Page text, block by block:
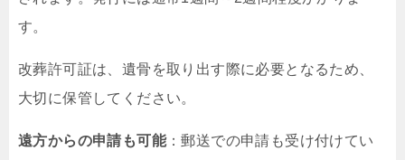
す。
改葬許可証は、遺骨を取り出す際に必要となるため、
大切に保管してください。
遠方からの申請も可能：郵送での申請も受け付けてい